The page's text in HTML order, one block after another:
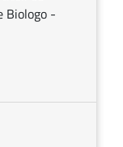
Biologo -